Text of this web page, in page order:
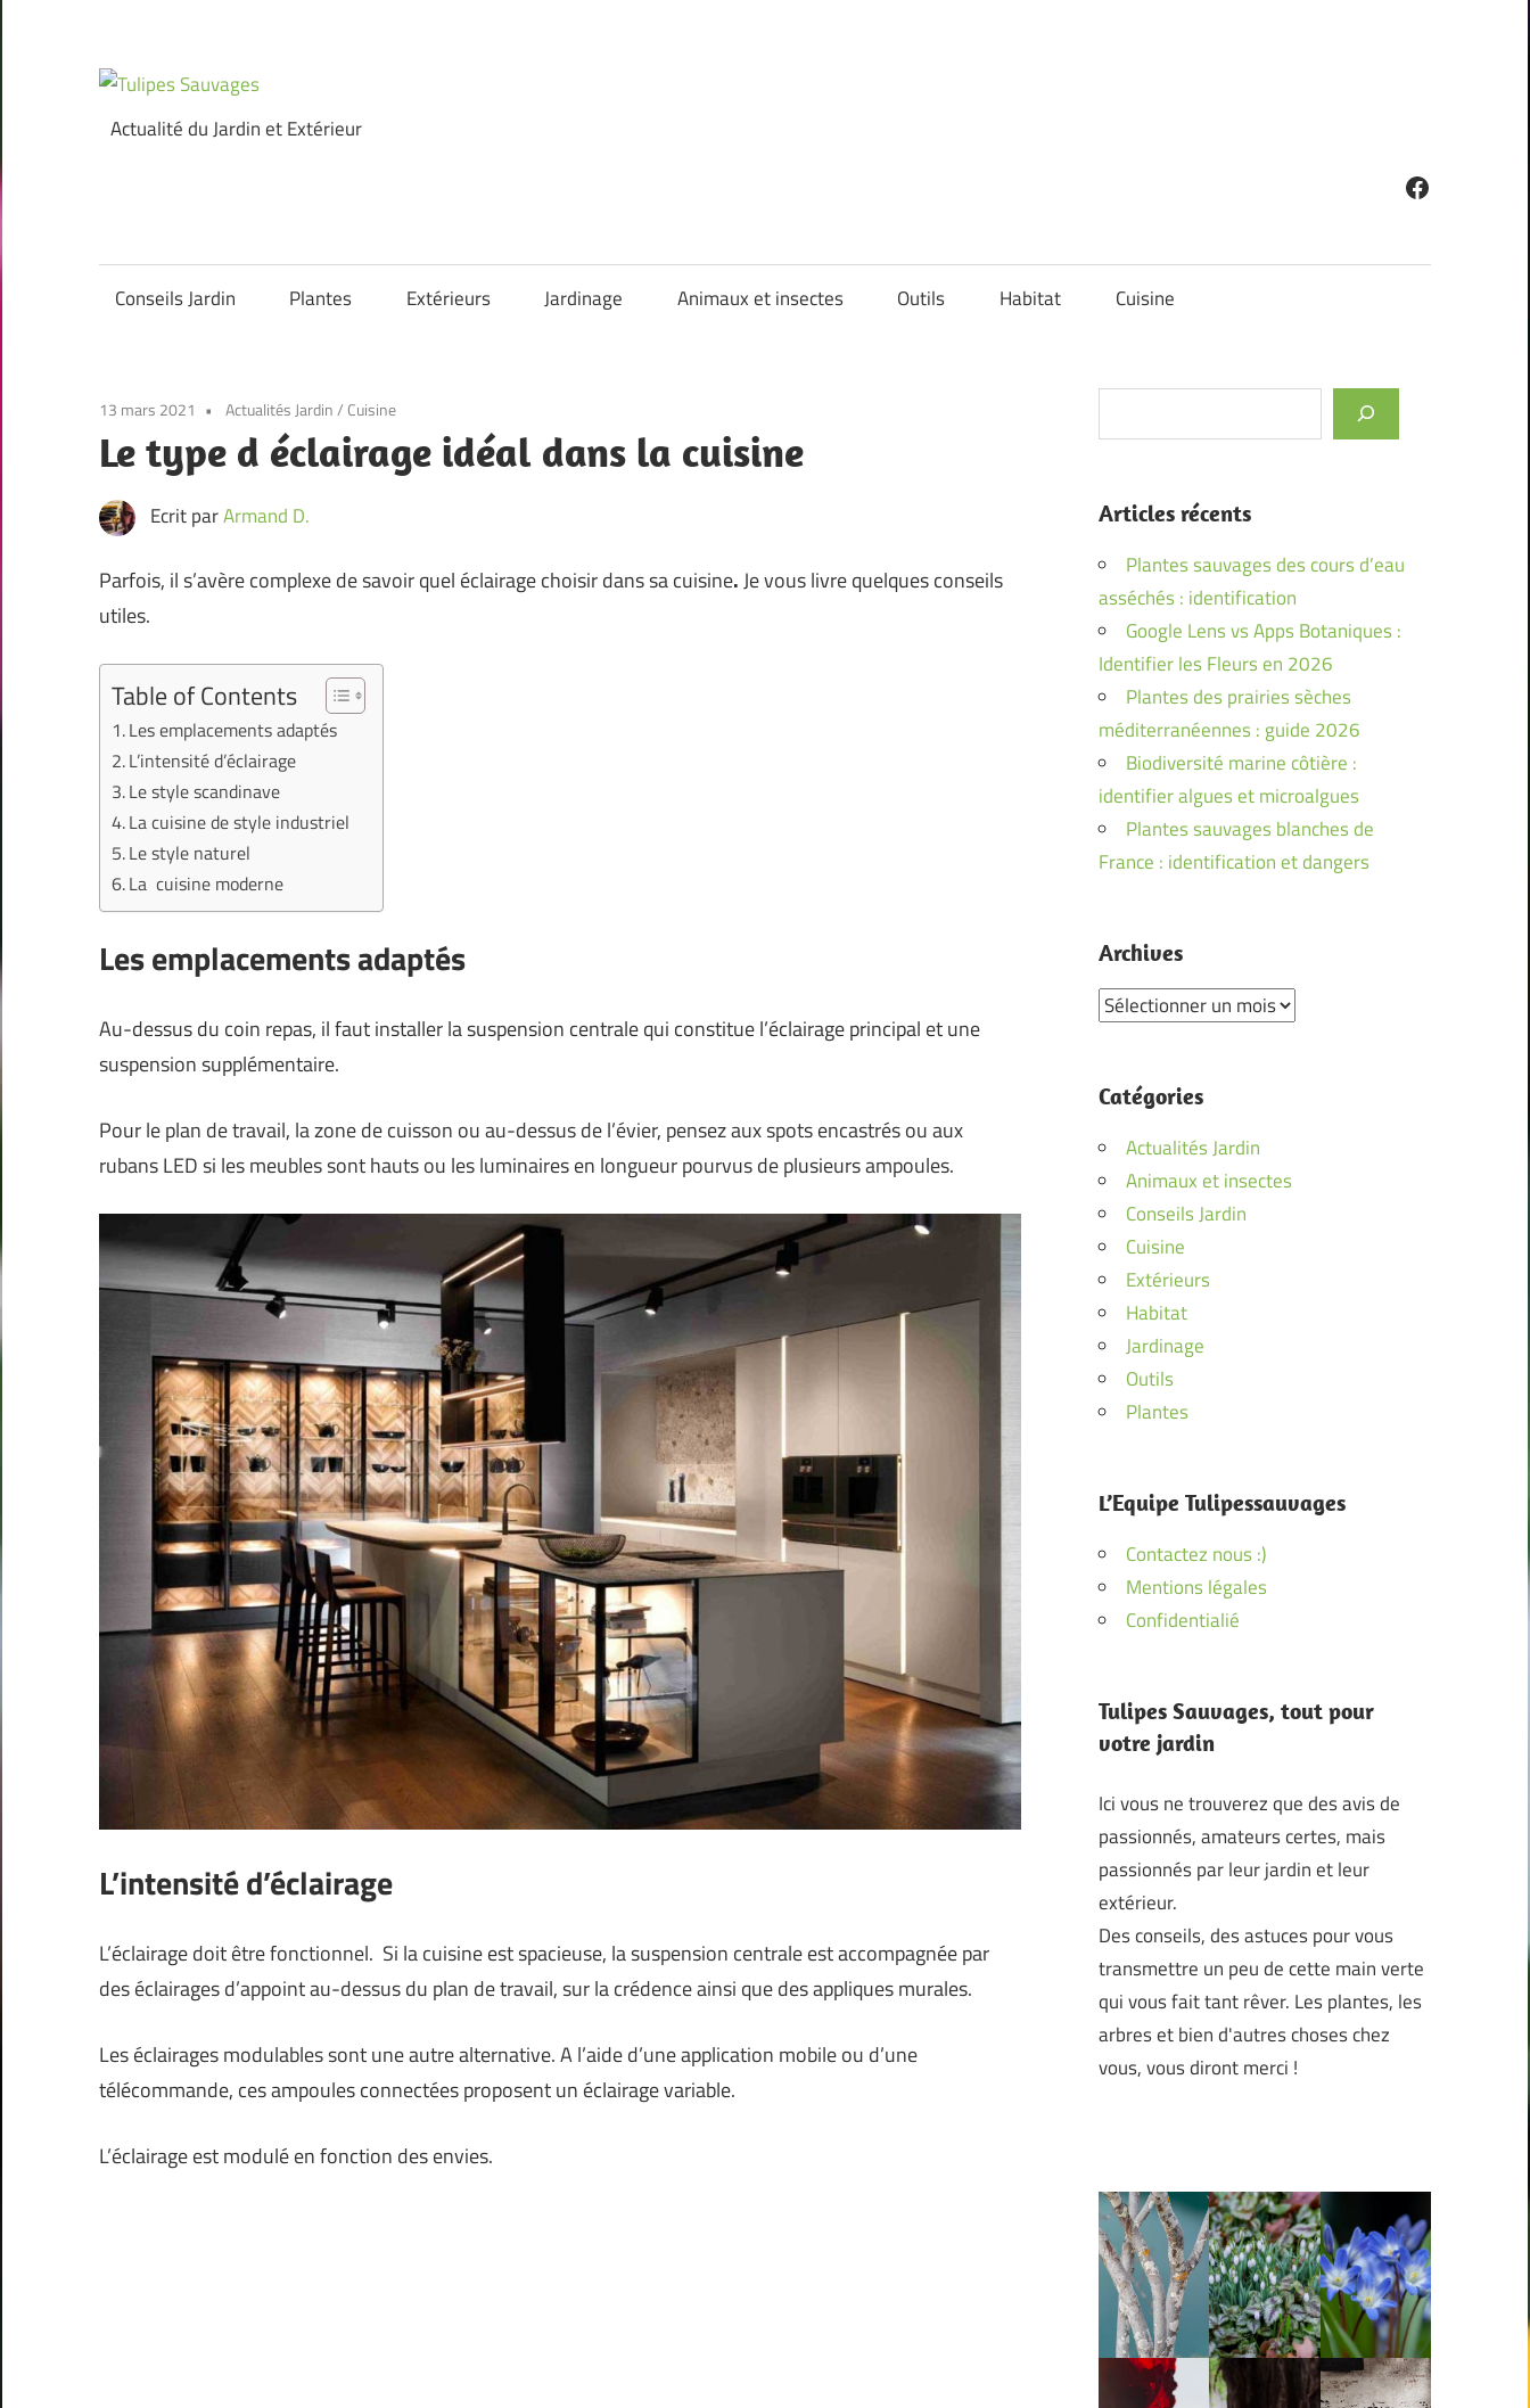
content
Actualité du Jardin et Extérieur
Facebook
Conseils Jardin Plantes Extérieurs Jardinage Animaux et insectes Outils Habitat Cuisine
13 mars 2021 Actualités Jardin/ Cuisine
Le type d éclairage idéal dans la cuisine
Ecrit parArmand D.
Parfois, il s’avère complexe de savoir quel éclairage choisir dans sa cuisine.Je vous livre quelques conseils
utiles.
Table of Contents
Les emplacements adaptés
L’intensité d’éclairage
Le style scandinave
La cuisine de style industriel
Le style naturel
La cuisine moderne
Les emplacements adaptés
Au-dessus du coin repas, il faut installer la suspension centrale qui constitue l’éclairage principal et une
suspension supplémentaire.
Pour le plan de travail, la zone de cuisson ou au-dessus de l’évier, pensez aux spots encastrés ou aux
rubans LED si les meubles sont hauts ou les luminaires en longueur pourvus de plusieurs ampoules.
L’intensité d’éclairage
L’éclairage doit être fonctionnel. Si la cuisine est spacieuse, la suspension centrale est accompagnée par
des éclairages d’appoint au-dessus du plan de travail, sur la crédence ainsi que des appliques murales.
Les éclairages modulables sont une autre alternative. A l’aide d’une application mobile ou d’une
télécommande, ces ampoules connectées proposent un éclairage variable.
L’éclairage est modulé en fonction des envies.
Articles récents
Plantes sauvages des cours d’eau
asséchés : identification
Google Lens vs Apps Botaniques :
Identifier les Fleurs en 2026
Plantes des prairies sèches
méditerranéennes : guide 2026
Biodiversité marine côtière :
identifier algues et microalgues
Plantes sauvages blanches de
France : identification et dangers
Archives
Archives
Catégories
Actualités Jardin
Animaux et insectes
Conseils Jardin
Cuisine
Extérieurs
Habitat
Jardinage
Outils
Plantes
L’Equipe Tulipessauvages
Contactez nous :)
Mentions légales
Confidentialié
Tulipes Sauvages, tout pour
votre jardin
Ici vous ne trouverez que des avis de
passionnés, amateurs certes, mais
passionnés par leur jardin et leur
extérieur.
Des conseils, des astuces pour vous
transmettre un peu de cette main verte
qui vous fait tant rêver. Les plantes, les
arbres et bien d'autres choses chez
vous, vous diront merci !